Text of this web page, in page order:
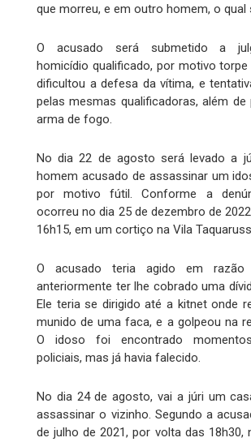
que morreu, e em outro homem, o qual
O acusado será submetido a
homicídio qualificado, por motivo
dificultou a defesa da vítima, e
pelas mesmas qualificadoras, além de
arma de fogo.
No dia 22 de agosto será levado a
homem acusado de assassinar um
por motivo fútil. Conforme a
ocorreu no dia 25 de dezembro de
16h15, em um cortiço na Vila
O acusado teria agido em
anteriormente ter lhe cobrado uma
Ele teria se dirigido até a kitnet onde
munido de uma faca, e a golpeou na
O idoso foi encontrado
policiais, mas já havia falecido.
No dia 24 de agosto, vai a júri um
assassinar o vizinho. Segundo a
de julho de 2021, por volta das 18h30,